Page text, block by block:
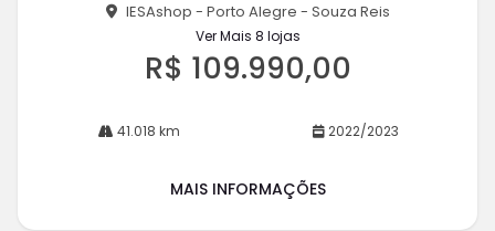
IESAshop - Porto Alegre - Souza Reis
Ver Mais 8 lojas
R$ 109.990,00
41.018 km 2022/2023
MAIS INFORMAÇÕES